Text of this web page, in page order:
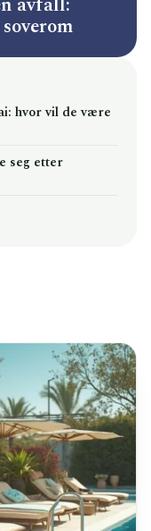
hvor vil de være
seg etter